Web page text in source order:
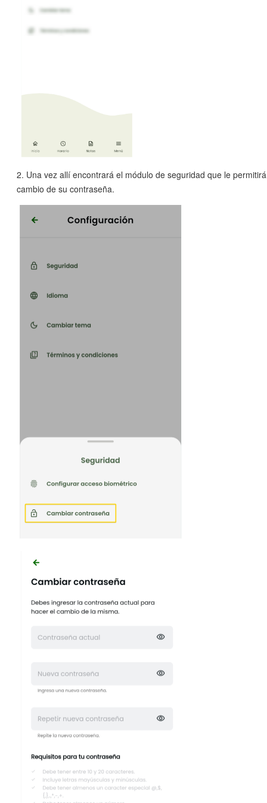
2. Una vez allí encontrará el módulo de seguridad que le
cambio de su contraseña.